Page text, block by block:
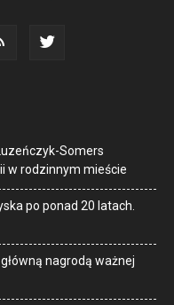
Somers
w rodzinnym mieście
po ponad 20 latach.
nagrodą ważnej